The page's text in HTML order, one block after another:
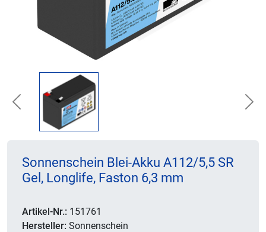
Previous
Sonnenschein Blei-Akku A112/5,5 SR
Gel, Longlife, Faston 6,3 mm
Artikel-Nr.: 151761
Hersteller: Sonnenschein